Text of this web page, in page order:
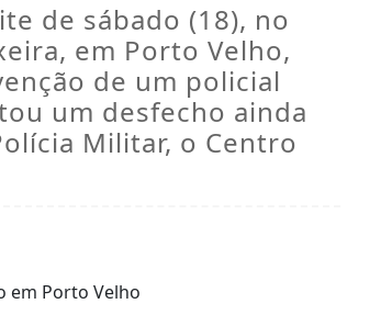
de sábado (18), no
em Porto Velho,
de um policial
um desfecho ainda
Militar, o Centro